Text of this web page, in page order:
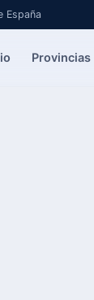
España
Provincias